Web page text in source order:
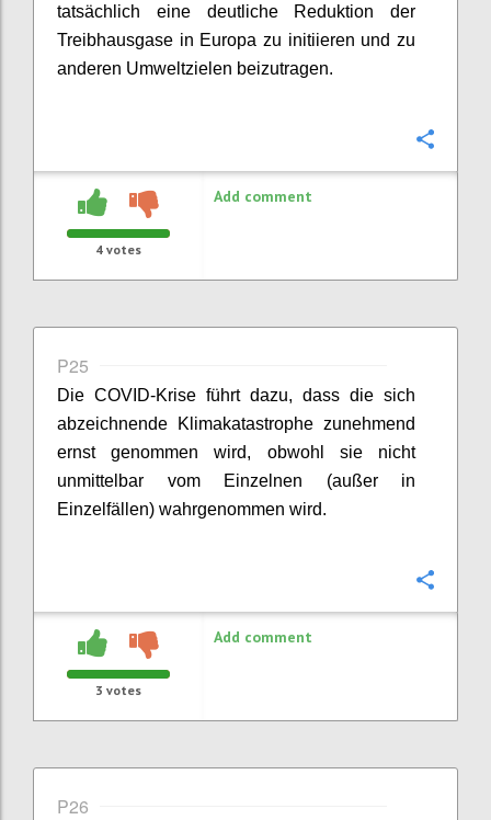
tatsächlich eine deutliche Reduktion der
Treibhausgase in Europa zu initiieren und zu
anderen Umweltzielen beizutragen.
4 votes
Add comment
P25
Die COVID-Krise führt dazu, dass die sich
abzeichnende Klimakatastrophe zunehmend
ernst genommen wird, obwohl sie nicht
unmittelbar vom Einzelnen (außer in
Einzelfällen) wahrgenommen wird.
3 votes
Add comment
P26